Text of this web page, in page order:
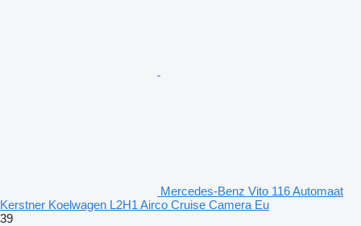
Mercedes-Benz Vito 116 Automaat
Kerstner Koelwagen L2H1 Airco Cruise Camera Eu
39